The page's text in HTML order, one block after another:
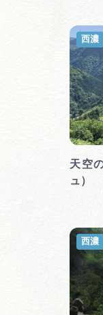
天空
ュ）
西濃
西濃